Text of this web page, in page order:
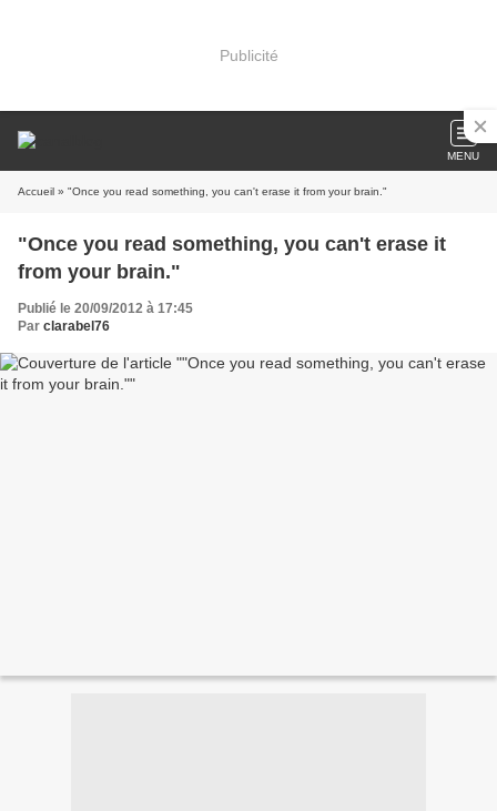
Publicité
MENU
Accueil » "Once you read something, you can't erase it from your brain."
"Once you read something, you can't erase it
from your brain."
Publié le 20/09/2012 à 17:45
Par clarabel76